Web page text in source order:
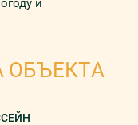
и
ОБЪЕКТА